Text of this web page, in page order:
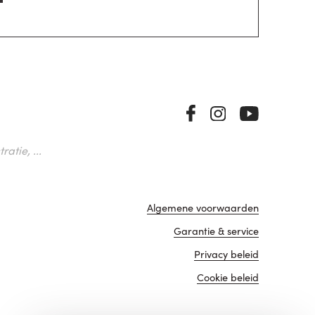
...
Algemene voorwaarden
Garantie & service
Privacy beleid
Cookie beleid